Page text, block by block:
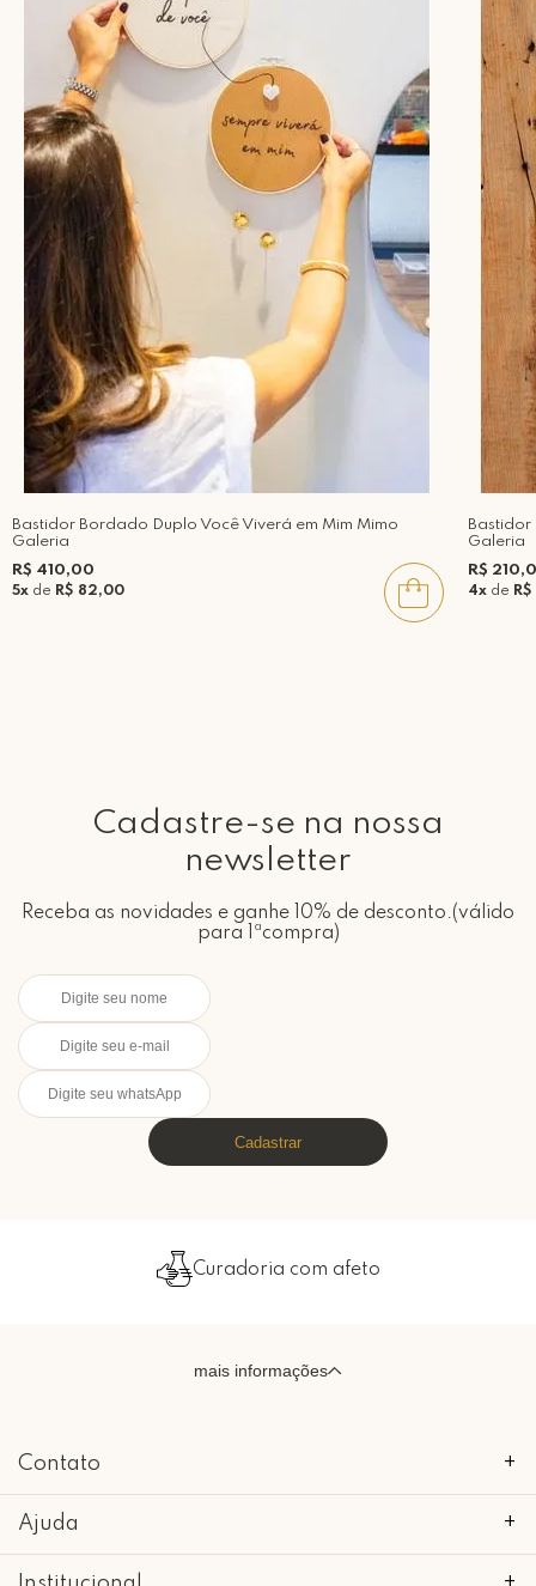
Bastidor Bordado Duplo Você Viverá em Mim Mimo
Galeria
R$ 410,00
5x de R$ 82,00
Bastidor
Galeria
R$
4xde
Cadastre-se na nossa
newsletter
Receba as novidades e ganhe 10% de desconto.(válido
para 1ªcompra)
Cadastrar
Curadoria com afeto
mais informações
Contato +
Ajuda +